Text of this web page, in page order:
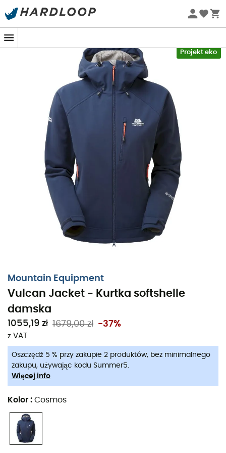
Letnie promocje 🔥 -5% DODATKOWO przy zakupie 2
Projekt eko
Mountain Equipment
Vulcan Jacket - Kurtka softshelle
damska
1055,19 zł 1679,00 zł -37%
z VAT
Oszczędź 5 % przy zakupie 2 produktów, bez minimalnego
zakupu, używając kodu Summer5.
Więcej info
Kolor : Cosmos
Twoja ochrona przed wiatrem przez cały rok:Vulcan
JackettoKurtka softshelledla
przez markęMountain Equipment
membranieGore-Tex Infinium®
niezwykle skuteczna w walce z wiatrem.
skiturowe
Jacket to idealny partner na co dzień!